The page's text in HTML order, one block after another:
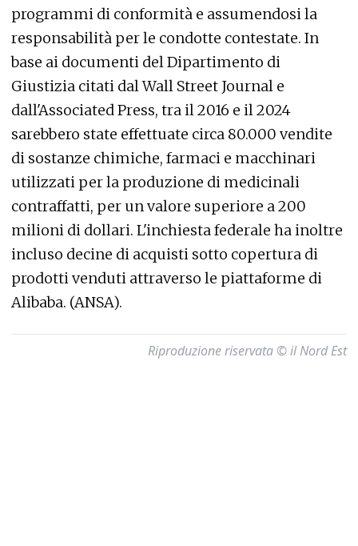
programmi di conformità e assumendosi la
responsabilità per le condotte contestate. In
base ai documenti del Dipartimento di
Giustizia citati dal Wall Street Journal e
dall'Associated Press, tra il 2016 e il 2024
sarebbero state effettuate circa 80.000 vendite
di sostanze chimiche, farmaci e macchinari
utilizzati per la produzione di medicinali
contraffatti, per un valore superiore a 200
milioni di dollari. L'inchiesta federale ha inoltre
incluso decine di acquisti sotto copertura di
prodotti venduti attraverso le piattaforme di
Alibaba. (ANSA).
Riproduzione riservata © il Nord Est